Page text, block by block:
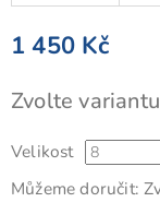
1 450 Kč
cena:
Zvolte variantu
Velikost
Můžeme doručit: